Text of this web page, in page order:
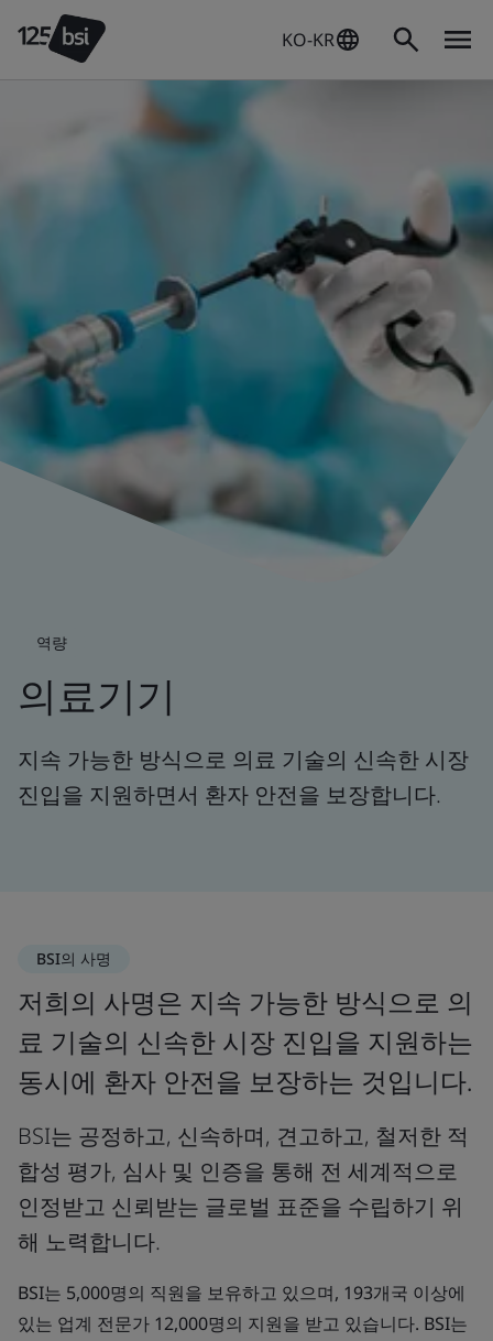
KO-KR
역량
의료기기
지속 가능한 방식으로 의료 기술의 신속한 시장
진입을 지원하면서 환자 안전을 보장합니다.
BSI의 사명
저희의 사명은 지속 가능한 방식으로 의
료 기술의 신속한 시장 진입을 지원하는
동시에 환자 안전을 보장하는 것입니다.
BSI는 공정하고, 신속하며, 견고하고, 철저한 적
합성 평가, 심사 및 인증을 통해 전 세계적으로
인정받고 신뢰받는 글로벌 표준을 수립하기 위
해 노력합니다.
BSI는 5,000명의 직원을 보유하고 있으며, 193개국 이상에
있는 업계 전문가 12,000명의 지원을 받고 있습니다. BSI는